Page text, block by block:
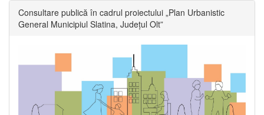
Consultare publică în cadrul proiectului „Plan Urbanistic
General Municipiul Slatina, Județul Olt”